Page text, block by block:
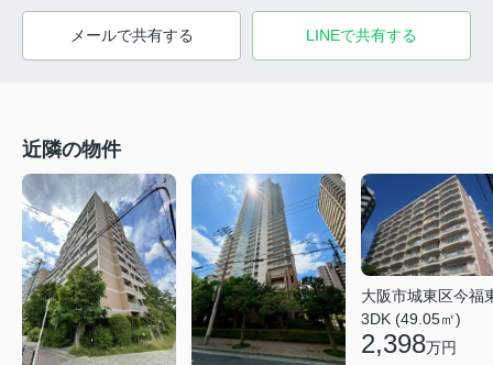
メールで共有する LINEで共有する
近隣の物件
大阪市城東区今福
3DK (49.05㎡)
2,398万円